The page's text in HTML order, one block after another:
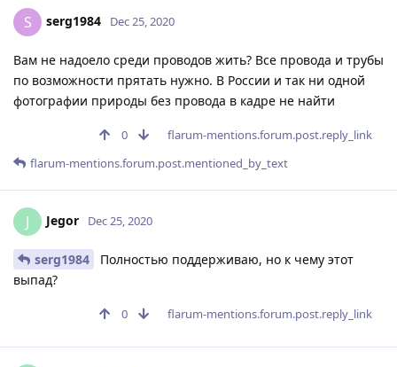
S serg1984 Dec 25, 2020
Вам не надоело среди проводов жить? Все провода и трубы
по возможности прятать нужно. В России и так ни одной
фотографии природы без провода в кадре не найти
0
flarum-mentions.forum.post.reply_link
flarum-mentions.forum.post.mentioned_by_text
J Jegor Dec 25, 2020
serg1984
Полностью поддерживаю, но к чему этот
выпад?
0 flarum-mentions.forum.post.reply_link